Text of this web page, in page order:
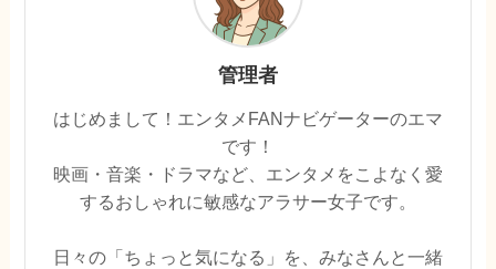
管理者
はじめまして！エンタメFANナビゲーターのエマ
です！
映画・音楽・ドラマなど、エンタメをこよなく愛
するおしゃれに敏感なアラサー女子です。
日々の「ちょっと気になる」を、みなさんと一緒